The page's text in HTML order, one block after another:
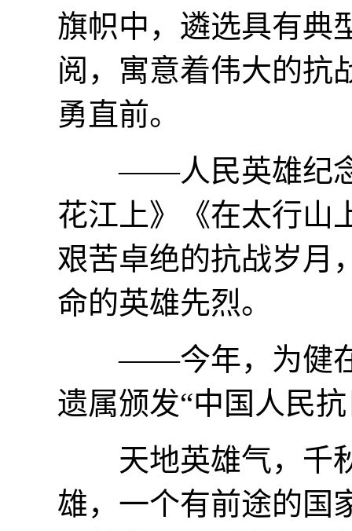
旗帜中，遴选具有典
阅，寓意着伟大的抗
勇直前。
——人民英雄纪念
花江上》《在太行山
艰苦卓绝的抗战岁月
命的英雄先烈。
——今年，为健在
遗属颁发“中国人民
天地英雄气，千秋
雄，一个有前途的国